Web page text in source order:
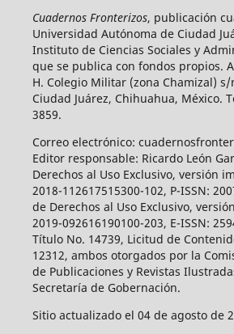
Cuadernos Fronterizos, publicación
Universidad Autónoma de Ciudad
Instituto de Ciencias Sociales y
que se publica con fondos propios.
H. Colegio Militar (zona Chamizal) s/
Ciudad Juárez, Chihuahua, México.
3859.
Correo electrónico:
Editor responsable: Ricardo León
Derechos al Uso Exclusivo, versión
2018-112617515300-102, P-ISSN:
de Derechos al Uso Exclusivo,
2019-092616190100-203, E-ISSN:
Título No. 14739, Licitud de
12312, ambos otorgados por la
de Publicaciones y Revistas
Secretaría de Gobernación.
Sitio actualizado el 04 de agosto de